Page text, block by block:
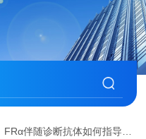
FRα伴随诊断抗体如何指导ADC治疗精准用药？